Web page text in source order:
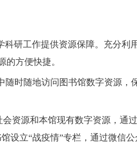
研工作提供资源保障。充分利
方便快捷。
随时随地访问图书馆数字资源，
资源和本馆现有数字资源，通
设立“战疫情”专栏，通过微信